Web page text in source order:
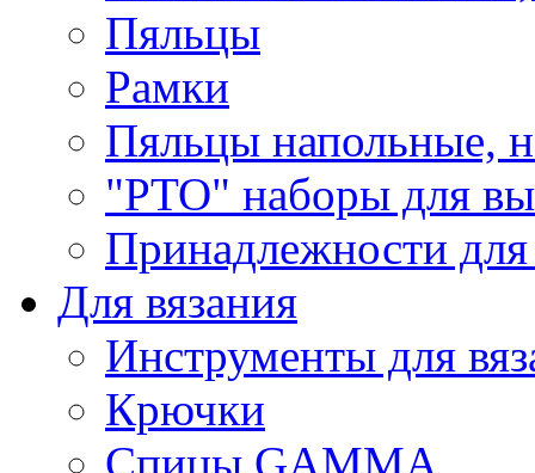
Пяльцы
Рамки
Пяльцы напольные,
"РТО" наборы для
Принадлежности
Для вязания
Инструменты для
Крючки
Спицы GAMMA